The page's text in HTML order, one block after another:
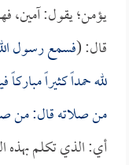
يؤمن؛ يقول: آمين،
قال: (فسمع رسول
لله حمداً كثيراً
من صلاته قال: من
أي: الذي تكلم بهذه